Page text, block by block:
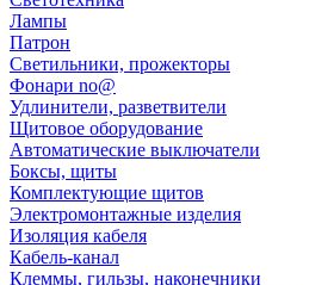
Лампы
Патрон
Светильники, прожекторы
Фонари no@
Удлинители, разветвители
Щитовое оборудование
Автоматические выключатели
Боксы, щиты
Комплектующие щитов
Электромонтажные изделия
Изоляция кабеля
Кабель-канал
Клеммы, гильзы, наконечники